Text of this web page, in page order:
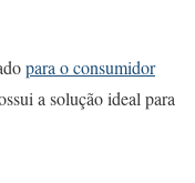
para o consumidor
a solução ideal para